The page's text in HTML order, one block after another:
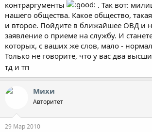
От себя хочу добавить что я не в коем
тех подонков которые, прикрываясь
расстреливая людей и тому подобное.
тех никто,даже сам Бог не сможет
за все придется заплатить!
КАПИТАН КАТАЛКИН написал(а):
В милиции есть еще сотрудники для
очень хочеться верить в это,но словами и
хорошего мало увы
контраргументы
. Так вот:
нашего общества. Какое общество,
и второе. Пойдите в ближайшее ОВД и
заявление о приеме на службу. И
которых, с ваших же слов, мало -
Только не говорите, что у вас два
тд и тп
Михи
Авторитет
29 Мар 2010